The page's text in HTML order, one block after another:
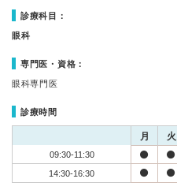
診療科目：
眼科
専門医・資格：
眼科専門医
診療時間
月 火
09:30-11:30
14:30-16:30